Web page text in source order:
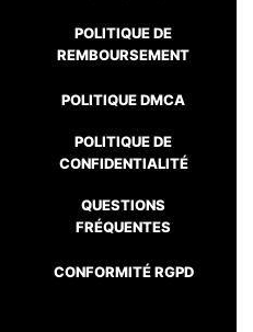
POLITIQUE DE
REMBOURSEMENT
POLITIQUE DMCA
POLITIQUE DE
CONFIDENTIALITÉ
QUESTIONS
FRÉQUENTES
CONFORMITÉ RGPD